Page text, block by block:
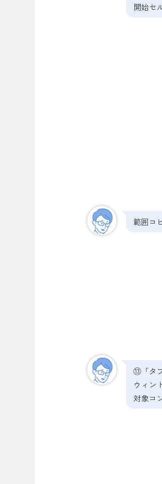
開始セ
範囲コ
⑬「タ
ウィン
対象コ